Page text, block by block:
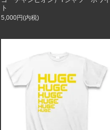
ト
5,000円(内税)